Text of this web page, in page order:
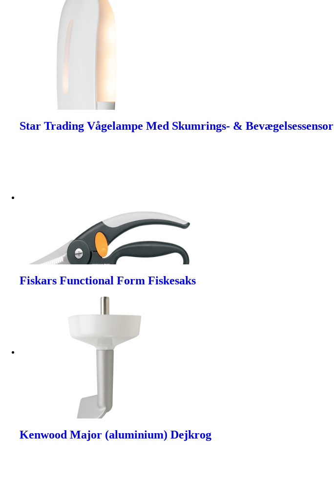
Star Trading Vågelampe Med Skumrings- & Bevægelsessensor
Fiskars Functional Form Fiskesaks
Kenwood Major (aluminium) Dejkrog